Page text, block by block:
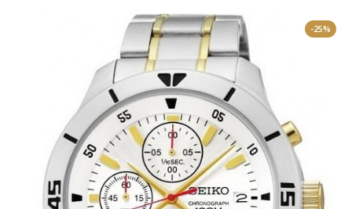
-25%